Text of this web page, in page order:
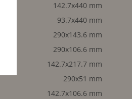
142.7x440 mm
93.7x440 mm
290x143.6 mm
290x106.6 mm
142.7x217.7 mm
290x51 mm
142.7x106.6 mm